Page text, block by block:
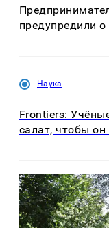
предупредили
Наука
Frontiers:
салат, чтобы